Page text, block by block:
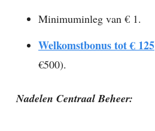
Minimuminleg van € 1.
Welkomstbonus tot € 125
€500).
Nadelen Centraal Beheer: